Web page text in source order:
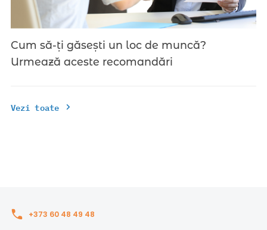
Cum să-ți găsești un loc de muncă?
Urmează aceste recomandări
Vezi toate
+373 60 48 49 48